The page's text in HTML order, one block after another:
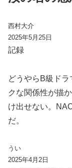
西村大介
2025年5月25日
記録️
どうやらB級ド
クな関係性が描
け出せない。
だ。
うい
2025年4月2日